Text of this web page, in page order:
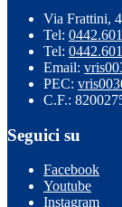
Via Frattini,
Tel:
Tel:
Email:
PEC:
C.F.:
Seguici su
Facebook
Youtube
Instagram